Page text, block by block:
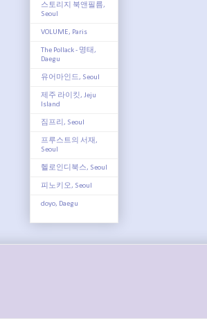
스토리지 북앤필름,
Seoul
VOLUME, Paris
The Pollack - 명태,
Daegu
유어마인드, Seoul
제주 라이킷, Jeju
Island
짐프리, Seoul
프루스트의 서재,
Seoul
헬로인디북스, Seoul
피노키오, Seoul
doyo, Daegu